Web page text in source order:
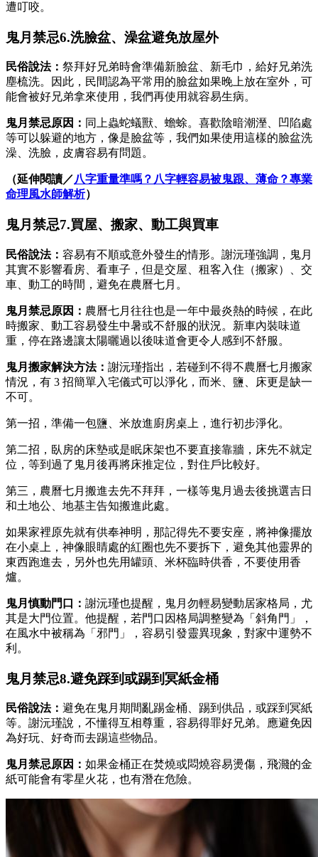
遭叮咬。
鬼月禁忌6.洗臉盆、澡盆避免放屋外
民俗說法： 祭拜好兄弟時會準備新臉盆、新毛巾，給好兄弟洗
塵梳洗。因此，民間認為平常用的臉盆如果晚上放在室外，可
能會被好兄弟拿來使用，我們再使用就容易生病。
鬼月禁忌原因： 同上蟲蛇蟻獸、蟾蜍。喜歡陰暗潮溼、凹陷處
等可以躲避的地方，像是臉盆等，我們如果使用這樣的臉盆洗
澡、洗臉，皮膚容易有問題。
（延伸閱讀／八字重量準嗎？八字輕容易被鬼跟、薄命？專業
命理風水師解析）
鬼月禁忌7.買屋、搬家、動工與買車
民俗說法： 容易有不順或意外發生的情形。謝沅瑾強調，鬼月
其實不影響看房、看車子，但是交屋、租客入住（搬家）、交
車、動工的時間，避免在農曆七月。
鬼月禁忌原因： 農曆七月往往也是一年中最炎熱的時候，在此
時搬家、動工容易發生中暑或不舒服的狀況。新車內裝味道
重，停在路邊讓太陽曬過以後味道會更令人感到不舒服。
鬼月搬家解決方法： 謝沅瑾指出，若碰到不得不農曆七月搬家
情況，有 3 招簡單入宅儀式可以淨化，而米、鹽、床更是缺一
不可。
第一招，準備一包鹽、米放進廚房桌上，進行初步淨化。
第二招，臥房的床墊或是眠床架也不要直接靠牆，床先不就定
位，等到過了鬼月後再將床推定位，對住戶比較好。
第三，農曆七月搬進去先不拜拜，一樣等鬼月過去後挑選吉日
和土地公、地基主告知搬進此處。
如果家裡原先就有供奉神明，那記得先不要安座，將神像擺放
在小桌上，神像眼睛處的紅圈也先不要拆下，避免其他靈界的
東西跑進去，另外也先用罐頭、米杯臨時供香，不要使用香
爐。
鬼月慎動門口： 謝沅瑾也提醒，鬼月勿輕易變動居家格局，尤
其是大門位置。他提醒，若門口因格局調整變為「斜角門」，
在風水中被稱為「邪門」，容易引發靈異現象，對家中運勢不
利。
鬼月禁忌8.避免踩到或踢到冥紙金桶
民俗說法： 避免在鬼月期間亂踢金桶、踢到供品，或踩到冥紙
等。謝沅瑾說，不懂得互相尊重，容易得罪好兄弟。應避免因
為好玩、好奇而去踢這些物品。
鬼月禁忌原因： 如果金桶正在焚燒或悶燒容易燙傷，飛濺的金
紙可能會有零星火花，也有潛在危險。